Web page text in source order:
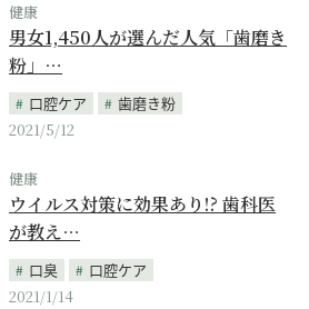
健康
男女1,450人が選んだ人気「歯磨き
粉」…
口腔ケア
歯磨き粉
2021/5/12
健康
ウイルス対策に効果あり!? 歯科医
が教え…
口臭
口腔ケア
2021/1/14